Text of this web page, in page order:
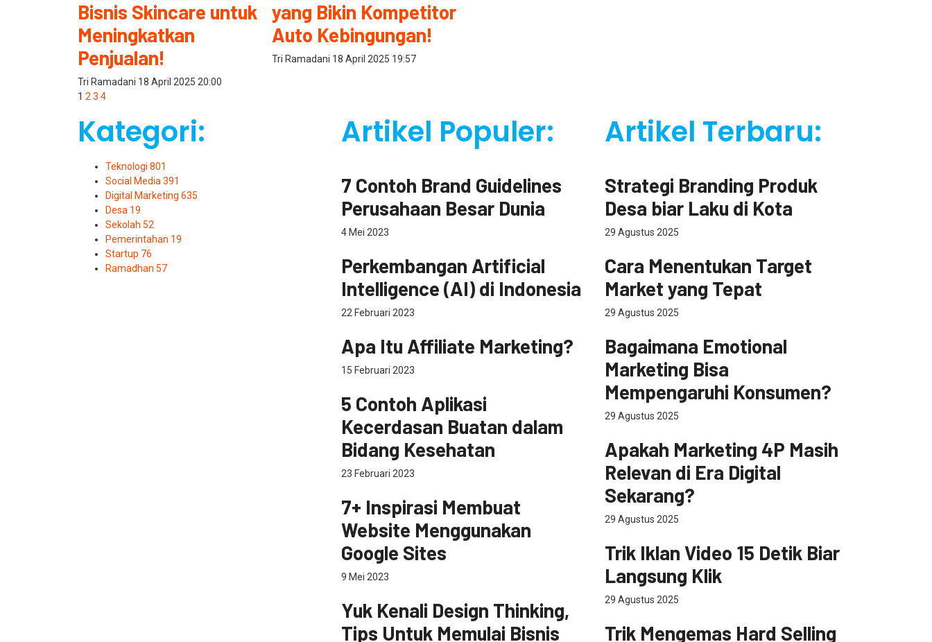
Bisnis Skincare untuk
Meningkatkan
Penjualan!
Tri Ramadani 18 April 2025 20:00
yang Bikin Kompetitor
Auto Kebingungan!
Tri Ramadani 18 April 2025 19:57
1 23 4
Kategori:
Teknologi 801
Social Media391
Digital Marketing 635
Desa 19
Sekolah 52
Pemerintahan 19
Startup 76
Ramadhan 57
Artikel Populer:
7 Contoh Brand Guidelines
Perusahaan Besar Dunia
4 Mei 2023
Perkembangan Artificial
Intelligence (AI) di Indonesia
22 Februari 2023
Apa Itu Affiliate Marketing?
15 Februari 2023
5 Contoh Aplikasi
Kecerdasan Buatan dalam
Bidang Kesehatan
23 Februari 2023
7+ Inspirasi Membuat
Website Menggunakan
Google Sites
9 Mei 2023
Yuk Kenali Design Thinking,
Tips Untuk Memulai Bisnis
Artikel Terbaru:
Strategi Branding Produk
Desa biar Laku di Kota
29 Agustus 2025
Cara Menentukan Target
Market yang Tepat
29 Agustus 2025
Bagaimana Emotional
Marketing Bisa
Mempengaruhi Konsumen?
29 Agustus 2025
Apakah Marketing 4P Masih
Relevan di Era Digital
Sekarang?
29 Agustus 2025
Trik Iklan Video 15 Detik Biar
Langsung Klik
29 Agustus 2025
Trik Mengemas Hard Selling